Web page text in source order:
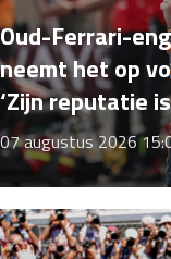
Oud-Ferrari-
neemt het op
‘Zijn reputatie
07 augustus 2026